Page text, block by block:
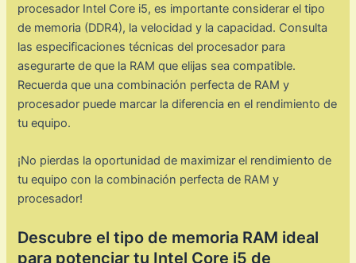
procesador Intel Core i5, es importante considerar el tipo
de memoria (DDR4), la velocidad y la capacidad. Consulta
las especificaciones técnicas del procesador para
asegurarte de que la RAM que elijas sea compatible.
Recuerda que una combinación perfecta de RAM y
procesador puede marcar la diferencia en el rendimiento de
tu equipo.
¡No pierdas la oportunidad de maximizar el rendimiento de
tu equipo con la combinación perfecta de RAM y
procesador!
Descubre el tipo de memoria RAM ideal
para potenciar tu Intel Core i5 de